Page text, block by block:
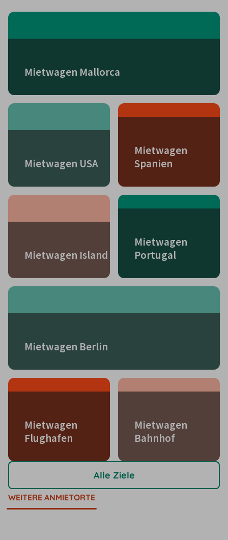
Mietwagen Mallorca
Mietwagen USA
Mietwagen
Spanien
Mietwagen Island
Mietwagen
Portugal
Mietwagen Berlin
Mietwagen
Flughafen
Mietwagen
Bahnhof
Alle Ziele
WEITERE ANMIETORTE